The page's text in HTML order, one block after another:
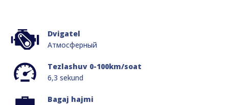
Dvigatel
Атмосферный
Tezlashuv 0-100km/soat
6,3 sekund
Bagaj hajmi